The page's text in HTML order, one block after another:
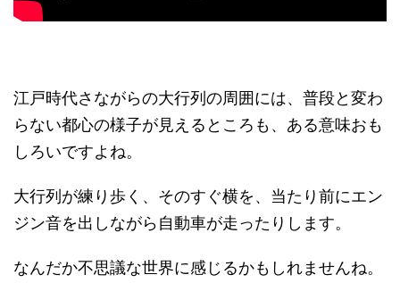
江戸時代さながらの大行列の周囲には、普段と変わ
らない都心の様子が見えるところも、ある意味おも
しろいですよね。
大行列が練り歩く、そのすぐ横を、当たり前にエン
ジン音を出しながら自動車が走ったりします。
なんだか不思議な世界に感じるかもしれませんね。